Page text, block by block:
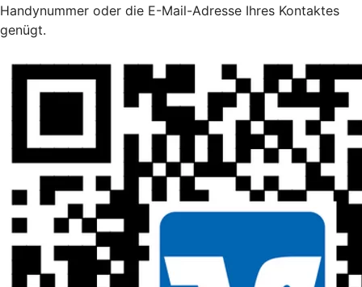
Handynummer oder die E-Mail-Adresse Ihres Kontaktes
genügt.